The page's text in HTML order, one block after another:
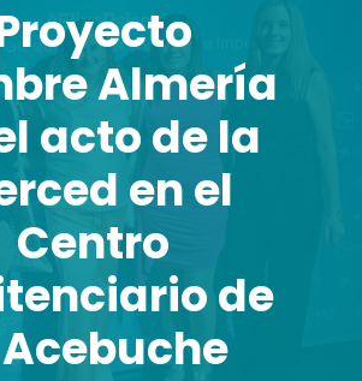
Almería
acto de la
en el
Centro
de
Acebuche